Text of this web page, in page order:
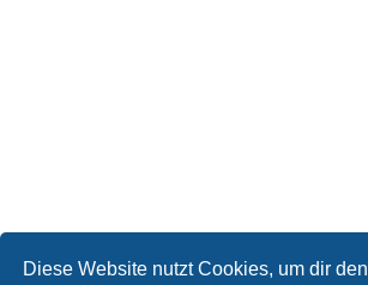
Diese Website nutzt Cookies, um dir den